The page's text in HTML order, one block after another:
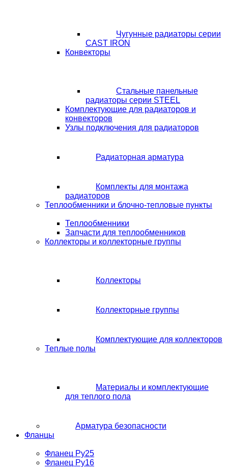
Чугунные радиаторы серии
CAST IRON
Конвекторы
Стальные панельные
радиаторы серии STEEL
Комплектующие для радиаторов и
конвекторов
Узлы подключения для радиаторов
Радиаторная арматура
Комплекты для монтажа
радиаторов
Теплообменники и блочно-тепловые пункты
Теплообменники
Запчасти для теплообменников
Коллекторы и коллекторные группы
Коллекторы
Коллекторные группы
Комплектующие для коллекторов
Теплые полы
Материалы и комплектующие
для теплого пола
Арматура безопасности
Фланцы
Фланец Ру25
Фланец Ру16